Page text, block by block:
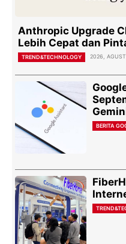
Anthropic Upgrade
Lebih Cepat dan
TREND&TECHNOLOGY 2026,
BERITA